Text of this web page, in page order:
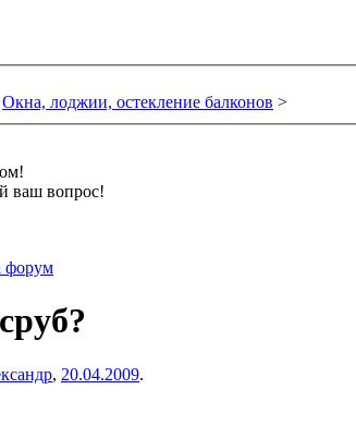
Окна, лоджии, остекление балконов >
ваш вопрос!
форум
, 20.04.2009.